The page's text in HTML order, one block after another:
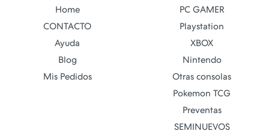
Home
CONTACTO
Ayuda
Blog
Mis Pedidos
PC GAMER
Playstation
XBOX
Nintendo
Otras consolas
Pokemon TCG
Preventas
SEMINUEVOS